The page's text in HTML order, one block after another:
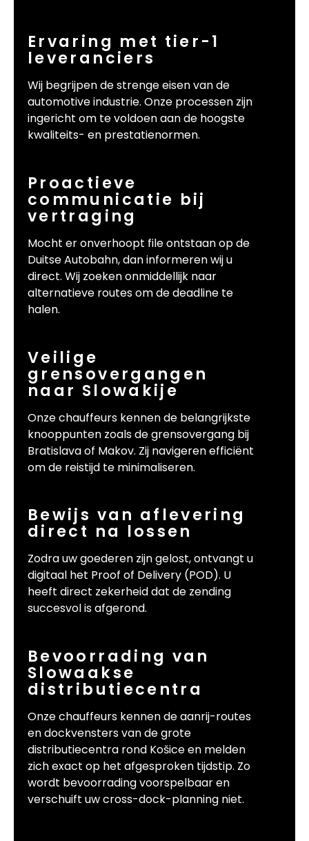
Ervaring met tier-1
leveranciers
Wij begrijpen de strenge eisen van de
automotive industrie. Onze processen zijn
ingericht om te voldoen aan de hoogste
kwaliteits- en prestatienormen.
Proactieve
communicatie bij
vertraging
Mocht er onverhoopt file ontstaan op de
Duitse Autobahn, dan informeren wij u
direct. Wij zoeken onmiddellijk naar
alternatieve routes om de deadline te
halen.
Veilige
grensovergangen
naar Slowakije
Onze chauffeurs kennen de belangrijkste
knooppunten zoals de grensovergang bij
Bratislava of Makov. Zij navigeren efficiënt
om de reistijd te minimaliseren.
Bewijs van aflevering
direct na lossen
Zodra uw goederen zijn gelost, ontvangt u
digitaal het Proof of Delivery (POD). U
heeft direct zekerheid dat de zending
succesvol is afgerond.
Bevoorrading van
Slowaakse
distributiecentra
Onze chauffeurs kennen de aanrij-routes
en dockvensters van de grote
distributiecentra rond Košice en melden
zich exact op het afgesproken tijdstip. Zo
wordt bevoorrading voorspelbaar en
verschuift uw cross-dock-planning niet.